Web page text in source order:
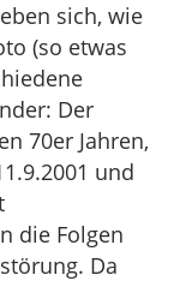
sich, wie
(so etwas
Der
70er Jahren,
und
die Folgen
Da